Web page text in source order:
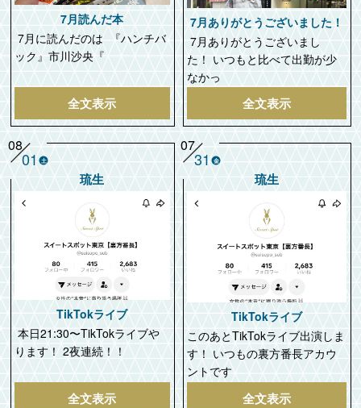
7月読んだ本
7月に読んだのは 『ハンチバ
ック』市川沙央『
全文表示
7月ありがとうございました！
7月ありがとうございまし
た！ いつもと比べて出勤が少
なかっ
全文表示
琉生
TikTokライブ
本日21:30〜TikTokライブや
ります！ 2夜連続！！
全文表示
08
01 土
琉生
TikTokライブ
このあとTikTokライブ出演しま
す！ いつもの裏方番長アカウ
ントです
全文表示
07
31 金